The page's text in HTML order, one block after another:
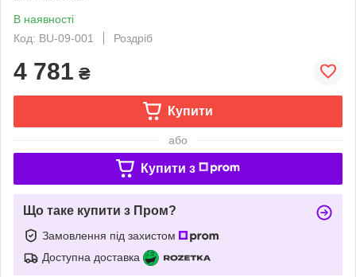
В наявності
Код: BU-09-001
Роздріб
4 781 ₴
Купити
або
Купити з
Що таке купити з Пром?
Замовлення під захистом
Доступна доставка